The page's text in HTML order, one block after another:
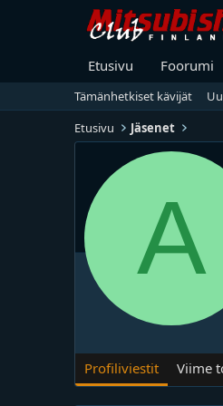
Etusivu Foorumi
Tämänhetkiset kävijät
Etusivu
Jäsenet
A
Profiliviestit Viime